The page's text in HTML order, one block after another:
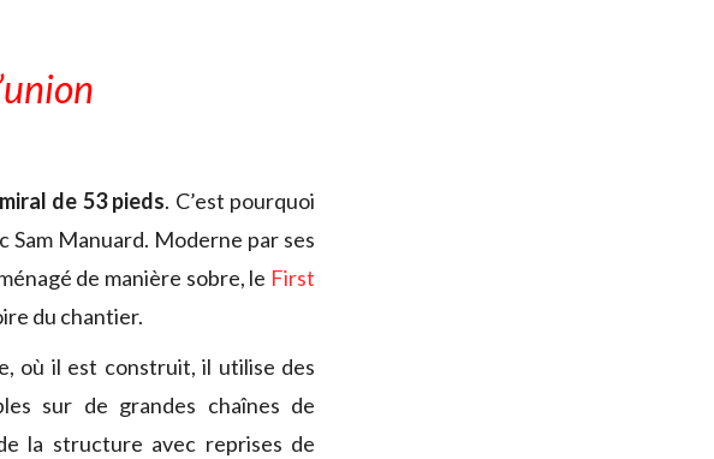
de 53 pieds. C’est pourquoi
Sam Manuard. Moderne par ses
de manière sobre, le First
du chantier.
où il est construit, il utilise des
sur de grandes chaînes de
la structure avec reprises de